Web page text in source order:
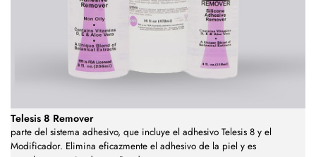
Telesis 8 Remover
parte del sistema adhesivo, que incluye el adhesivo Telesis 8 y el
Modificador. Elimina eficazmente el adhesivo de la piel y es